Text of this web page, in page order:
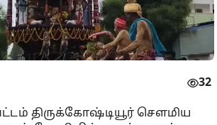
32
திருக்கோஷ்டியூர் சௌமிய